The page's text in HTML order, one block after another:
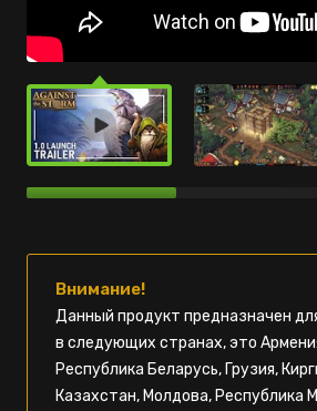
Внимание!
Данный продукт предназначен
в следующих странах, это
Республика Беларусь, Грузия,
Казахстан, Молдова, Республика